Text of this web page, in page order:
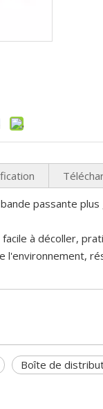
passante
à décoller,
l'environnement,
Boîte de